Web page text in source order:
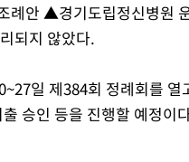
례안 ▲경기도립정신병원
되지 않았다.
일 제384회 정례회를
승인 등을 진행할 예정이